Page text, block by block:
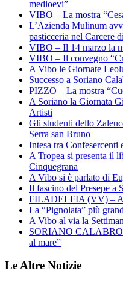
medioevi”
VIBO – La mostra
L’Azienda Mulinum
pasticceria nel Carcere
VIBO – Il 14 marzo la
VIBO – Il convegno
A Vibo le Giornate
Successo a Soriano
PIZZO – La mostra
A Soriano la Giornata
Artisti
Gli studenti dello
Serra san Bruno
Intesa tra
A Tropea si presenta il
Cinquegrana
A Vibo si è parlato di
Il fascino del Presepe a
FILADELFIA (VV) – A
La “Pignolata” più
A Vibo al via la
SORIANO CALABRO
al mare”
Le Altre Notizie